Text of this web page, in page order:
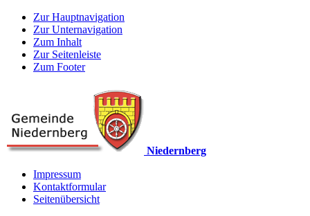
Zur Hauptnavigation
Zur Unternavigation
Zum Inhalt
Zur Seitenleiste
Zum Footer
Niedernberg
Impressum
Kontaktformular
Seitenübersicht